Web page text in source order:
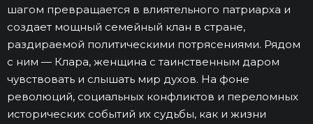
шагом превращается в влиятельного патриарха и
создает мощный семейный клан в стране,
раздираемой политическими потрясениями. Рядом
с ним — Клара, женщина с таинственным даром
чувствовать и слышать мир духов. На фоне
революций, социальных конфликтов и переломных
исторических событий их судьбы, как и жизни